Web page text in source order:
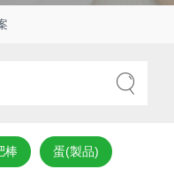
棒 蛋(製品)